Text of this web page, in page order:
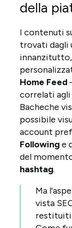
della
I contenuti
trovati dagli
Home Feed
correlati agli
Bacheche
possibile
account
Followinge
del
hashtag.
Ma
vista
restituiti